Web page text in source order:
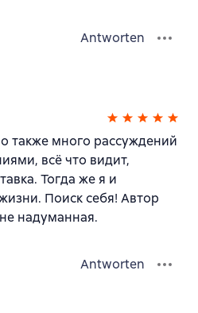
Antworten
также много рассуждений
всё что видит,
Тогда же я и
Поиск себя! Автор
надуманная.
Antworten